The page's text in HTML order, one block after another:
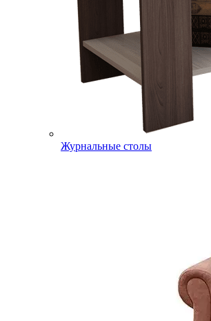
Журнальные столы